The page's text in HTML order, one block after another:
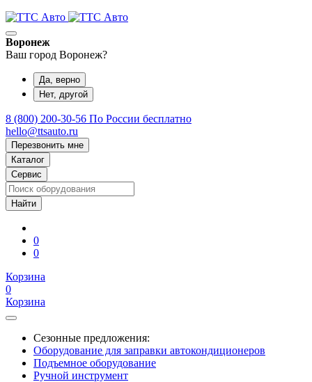
Воронеж
Ваш город Воронеж?
Да, верно
Нет, другой
8 (800) 200-30-56 По России бесплатно
hello@ttsauto.ru
Перезвонить мне
Каталог
Сервис
0
0
Корзина
0
Корзина
Сезонные предложения:
Оборудование для заправки автокондиционеров
Подъемное оборудование
Ручной инструмент